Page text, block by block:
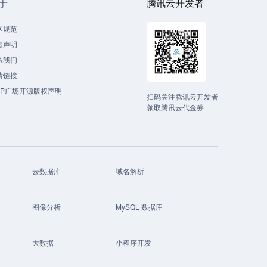
规范
声明
我们
链接
广场开源版权声明
扫码关注腾讯云开发者
领取腾讯云代金券
云数据库 域名解析
图像分析 MySQL 数据库
大数据 小程序开发